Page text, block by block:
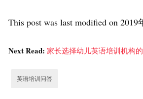
This post was last modified on 2019
Next Read: 家长选择幼儿英语培训机构
英语培训问答